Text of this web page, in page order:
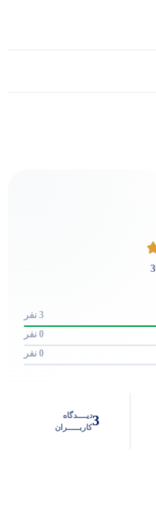
3
3 نفر
0 نفر
0 نفر
3دیــــدگاه
کاربـــــران